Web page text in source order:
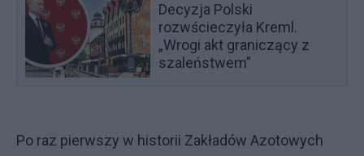
Decyzja Polski
rozwścieczyła Kreml.
„Wrogi akt graniczący z
szaleństwem”
Po raz pierwszy w historii Zakładów Azotowych